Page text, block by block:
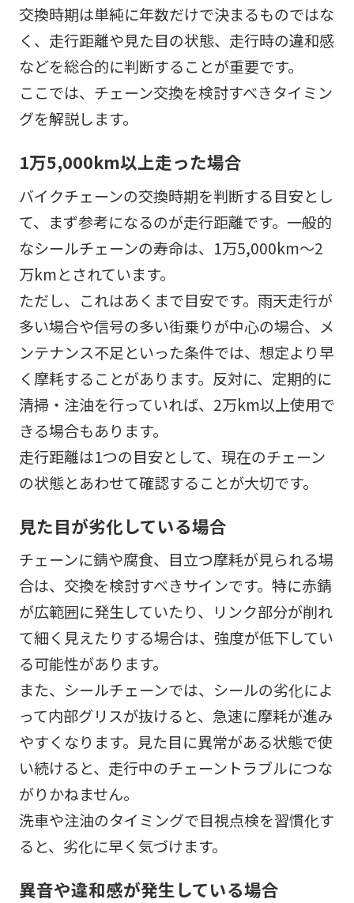
交換時期は単純に年数だけで決まるものではな
く、走行距離や見た目の状態、走行時の違和感
などを総合的に判断することが重要です。
ここでは、チェーン交換を検討すべきタイミン
グを解説します。
1万5,000km以上走った場合
バイクチェーンの交換時期を判断する目安とし
て、まず参考になるのが走行距離です。一般的
なシールチェーンの寿命は、1万5,000km〜2
万kmとされています。
ただし、これはあくまで目安です。雨天走行が
多い場合や信号の多い街乗りが中心の場合、メ
ンテナンス不足といった条件では、想定より早
く摩耗することがあります。反対に、定期的に
清掃・注油を行っていれば、2万km以上使用で
きる場合もあります。
走行距離は1つの目安として、現在のチェーン
の状態とあわせて確認することが大切です。
見た目が劣化している場合
チェーンに錆や腐食、目立つ摩耗が見られる場
合は、交換を検討すべきサインです。特に赤錆
が広範囲に発生していたり、リンク部分が削れ
て細く見えたりする場合は、強度が低下してい
る可能性があります。
また、シールチェーンでは、シールの劣化によ
って内部グリスが抜けると、急速に摩耗が進み
やすくなります。見た目に異常がある状態で使
い続けると、走行中のチェーントラブルにつな
がりかねません。
洗車や注油のタイミングで目視点検を習慣化す
ると、劣化に早く気づけます。
異音や違和感が発生している場合